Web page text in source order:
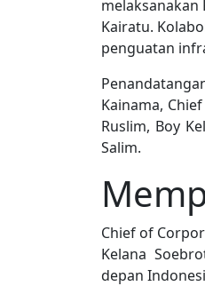
melaksanakan
Kairatu.
penguatan
Kainama,
Ruslim, Boy
Salim.
Chief of
Kelana
depan